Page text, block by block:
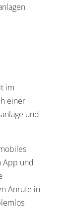
im
einer
und
App und
Anrufe in